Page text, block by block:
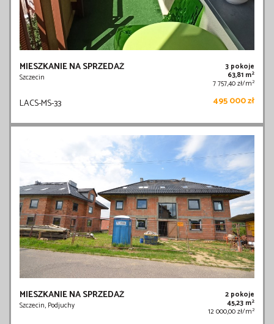
MIESZKANIE NA SPRZEDAŻ
Szczecin
3 pokoje
63,81 m2
7 757,40 zł/m2
LACS-MS-33 495 000 zł
MIESZKANIE NA SPRZEDAŻ
Szczecin, Podjuchy
2 pokoje
45,23 m2
12 000,00 zł/m2